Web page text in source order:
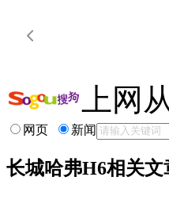
上网
网页 新闻
长城哈弗H6相关文